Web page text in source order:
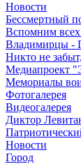
Новости
Бессмертный
Вспомним
Владимирцы -
Никто не
Медиапроект
Мемориалы
Фотогалерея
Видеогалерея
Диктор
Новости
Город